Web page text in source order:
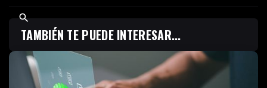
TAMBIÉN TE PUEDE INTERESAR...